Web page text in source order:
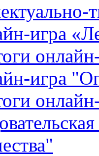
игра
игра